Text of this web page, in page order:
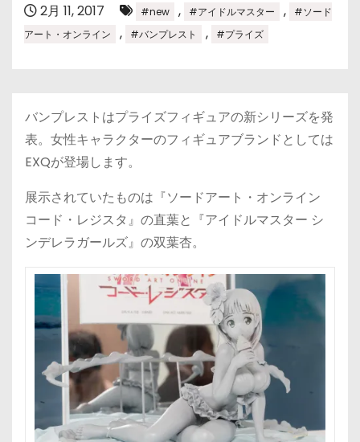
2月 11, 2017 #new , #アイドルマスター ,
#ソード
アート・オンライン
, #バンプレスト , #プライズ
バンプレストはプライズフィギュアの新シリーズを発
表。女性キャラクターのフィギュアブランドとしては
EXQが登場します。
展示されていたものは『ソードアート・オンライン
コード・レジスタ』の直葉と『アイドルマスター シ
ンデレラガールズ』の双葉杏。